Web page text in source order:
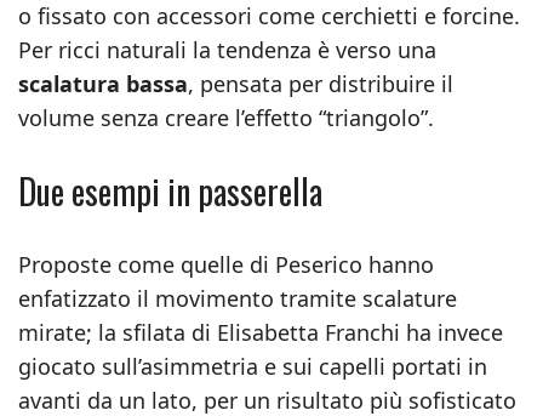
o fissato con accessori come cerchietti e forcine.
Per ricci naturali la tendenza è verso una
scalatura bassa, pensata per distribuire il
volume senza creare l’effetto “triangolo”.
Due esempi in passerella
Proposte come quelle di Peserico hanno
enfatizzato il movimento tramite scalature
mirate; la sfilata di Elisabetta Franchi ha invece
giocato sull’asimmetria e sui capelli portati in
avanti da un lato, per un risultato più sofisticato